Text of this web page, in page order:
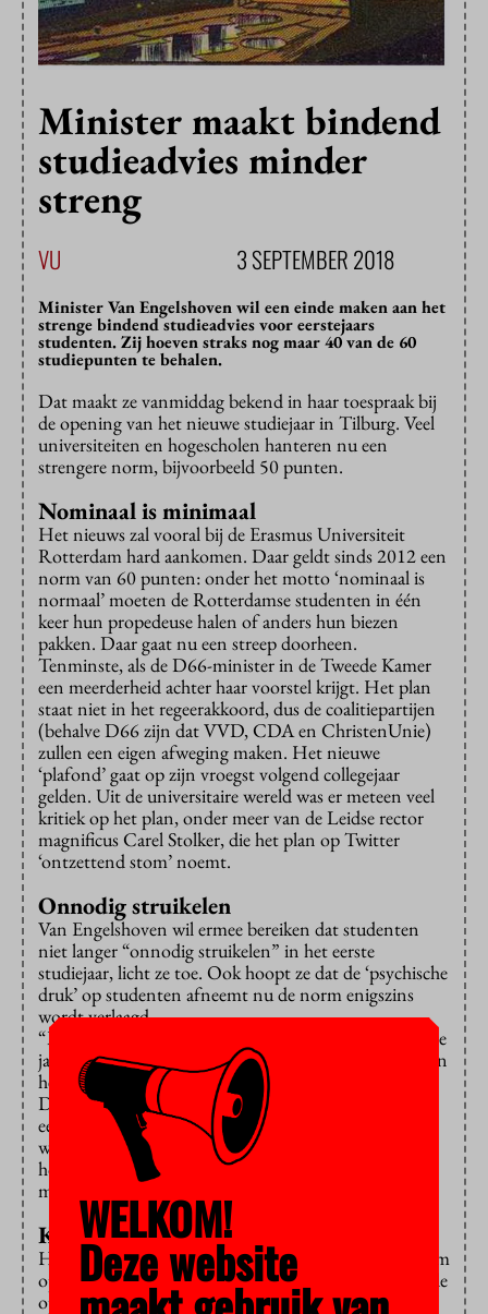
Minister maakt bindend
studieadvies minder
streng
VU 3 SEPTEMBER 2018
Minister Van Engelshoven wil een einde maken aan het
strenge bindend studieadvies voor eerstejaars
studenten. Zij hoeven straks nog maar 40 van de 60
studiepunten te behalen.
Dat maakt ze vanmiddag bekend in haar toespraak bij
de opening van het nieuwe studiejaar in Tilburg. Veel
universiteiten en hogescholen hanteren nu een
strengere norm, bijvoorbeeld 50 punten.
Nominaal is minimaal
Het nieuws zal vooral bij de Erasmus Universiteit
Rotterdam hard aankomen. Daar geldt sinds 2012 een
norm van 60 punten: onder het motto ‘nominaal is
normaal’ moeten de Rotterdamse studenten in één
keer hun propedeuse halen of anders hun biezen
pakken. Daar gaat nu een streep doorheen.
Tenminste, als de D66-minister in de Tweede Kamer
een meerderheid achter haar voorstel krijgt. Het plan
staat niet in het regeerakkoord, dus de coalitiepartijen
(behalve D66 zijn dat VVD, CDA en ChristenUnie)
zullen een eigen afweging maken. Het nieuwe
‘plafond’ gaat op zijn vroegst volgend collegejaar
gelden. Uit de universitaire wereld was er meteen veel
kritiek op het plan, onder meer van de Leidse rector
magnificus Carel Stolker, die het plan op Twitter
‘ontzettend stom’ noemt.
Onnodig struikelen
Van Engelshoven wil ermee bereiken dat studenten
niet langer “onnodig struikelen” in het eerste
studiejaar, licht ze toe. Ook hoopt ze dat de ‘psychische
druk’ op studenten afneemt nu de norm enigszins
wordt verlaagd.
“Met een BSA van 50 of 60 studiepunten in het eerste
jaar pak je studenten op het kwetsbaarste moment, aan
het begin van hun studie”, meent Van Engelshoven.
Daar zouden vooral studenten last van hebben die als
eerste uit hun familie gaan studeren en moeten
wennen aan hun “nieuwe leven als student”. Ook
hoopt ze dat laatbloeiers op deze manier meer kans
maken.
Kansloos
Het bindend studieadvies is oorspronkelijk bedoeld om
op tijd te beoordelen of een student geschikt is voor de
opleiding. Universiteiten en hogescholen konden
WELKOM!
Deze website